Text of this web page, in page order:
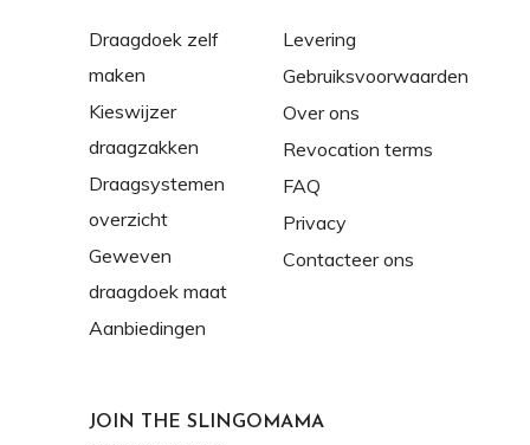
Draagdoek zelf
maken
Kieswijzer
draagzakken
Draagsystemen
overzicht
Geweven
draagdoek maat
Aanbiedingen
Levering
Gebruiksvoorwaarden
Over ons
Revocation terms
FAQ
Privacy
Contacteer ons
JOIN THE SLINGOMAMA